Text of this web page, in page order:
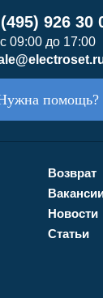
926 30
с 09:00 до 17:00
помощь?
Возврат
Новости
Статьи